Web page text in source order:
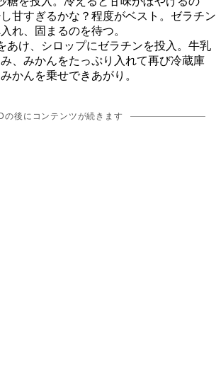
甘すぎるかな？程度がベスト。ゼラチン
れ、固まるのを待つ。
あけ、シロップにゼラチンを投入。牛乳
、みかんをたっぷり入れて再び冷蔵庫
かんを乗せできあがり。
の後にコンテンツが続きます